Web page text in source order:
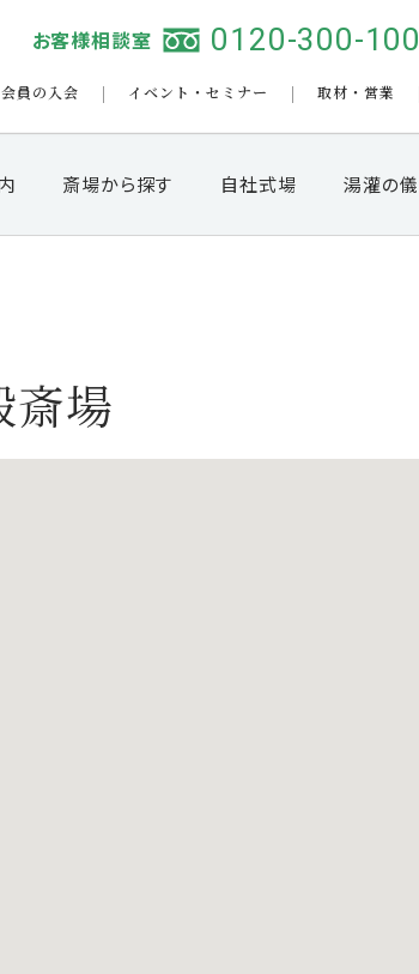
お客様相談室 0120-300-100
会員の入会 イベント・セミナー 取材・営業
斎場から探す 自社式場 湯灌の儀
斎場